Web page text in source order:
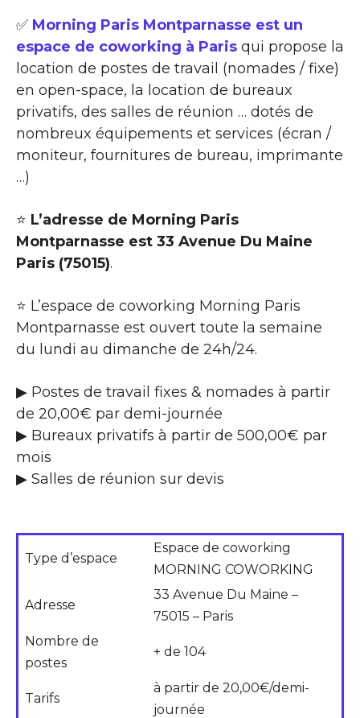
✅ Morning Paris Montparnasse est un
espace de coworking à Paris qui propose la
location de postes de travail (nomades / fixe)
en open-space, la location de bureaux
privatifs, des salles de réunion … dotés de
nombreux équipements et services (écran /
moniteur, fournitures de bureau, imprimante
…)
⭐ L’adresse de Morning Paris
Montparnasse est 33 Avenue Du Maine
Paris (75015).
⭐ L’espace de coworking Morning Paris
Montparnasse est ouvert toute la semaine
du lundi au dimanche de 24h/24.
▶ Postes de travail fixes & nomades à partir
de 20,00€ par demi-journée
▶ Bureaux privatifs à partir de 500,00€ par
mois
▶ Salles de réunion sur devis
Type d’espace
Espace de coworking
MORNING COWORKING
Adresse
33 Avenue Du Maine –
75015 – Paris
Nombre de
postes
+ de 104
Tarifs
à partir de 20,00€/demi-
journée